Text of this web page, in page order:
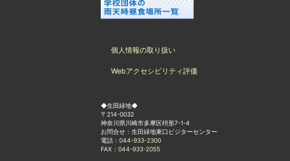
個人情報の取り扱い
Webアクセシビリティ評価
◆生田緑地◆
〒214-0032
神奈川県川崎市多摩区枡形7-1-4
お問合せ：生田緑地東口ビジターセンター
電話： 044-933-2300
FAX： 044-933-2055